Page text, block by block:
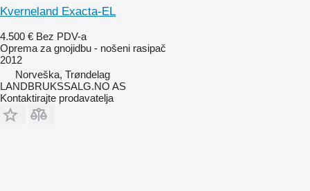
Kverneland Exacta-EL
4.500 € Bez PDV-a
Oprema za gnojidbu - nošeni rasipač
2012
Norveška, Trøndelag
LANDBRUKSSALG.NO AS
Kontaktirajte prodavatelja